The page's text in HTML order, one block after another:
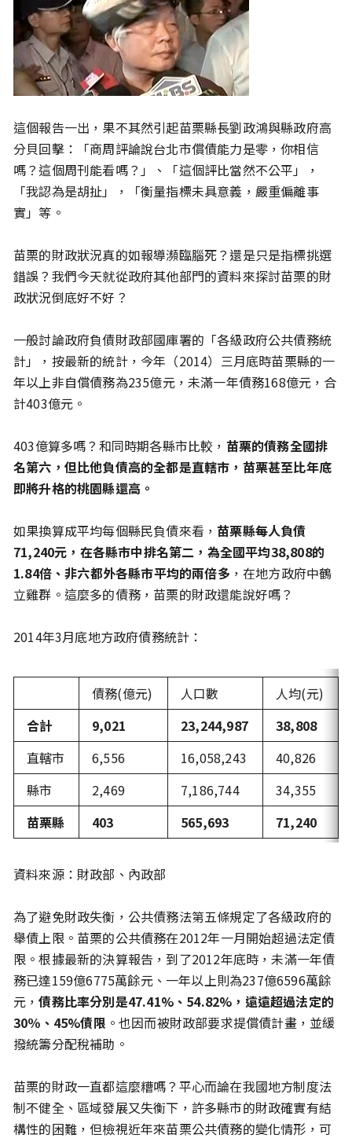
這個報告一出，果不其然引起苗栗縣長劉政鴻與縣政府高
分貝回擊：「商周評論說台北市償債能力是零，你相信
嗎？這個周刊能看嗎？」、「這個評比當然不公平」，
「我認為是胡扯」，「衡量指標未具意義，嚴重偏離事
實」等。
苗栗的財政狀況真的如報導瀕臨腦死？還是只是指標挑選
錯誤？我們今天就從政府其他部門的資料來探討苗栗的財
政狀況倒底好不好？
一般討論政府負債財政部國庫署的「各級政府公共債務統
計」，按最新的統計，今年（2014）三月底時苗栗縣的一
年以上非自償債務為235億元，未滿一年債務168億元，合
計403億元。
403億算多嗎？和同時期各縣市比較， 苗栗的債務全國排
名第六，但比他負債高的全都是直轄市，苗栗甚至比年底
即將升格的桃園縣還高。
如果換算成平均每個縣民負債來看，苗栗縣每人負債
71,240元，在各縣市中排名第二，為全國平均38,808的
1.84倍、非六都外各縣市平均的兩倍多 ，在地方政府中鶴
立雞群。這麼多的債務，苗栗的財政還能說好嗎？
2014年3月底地方政府債務統計：
債務(億元) 人口數
人均(元)
合計
9,021 23,244,987
38,808
直轄市
6,556 16,058,243
40,826
縣市
2,469 7,186,744
34,355
苗栗縣
403 565,693 71,240
資料來源：財政部、內政部
為了避免財政失衡，公共債務法第五條規定了各級政府的
舉債上限。苗栗的公共債務在2012年一月開始超過法定債
限。根據最新的決算報告，到了2012年底時，未滿一年債
務已達159億6775萬餘元、一年以上則為237億6596萬餘
元，債務比率分別是47.41%、54.82%，遠遠超過法定的
30％、45%債限 。也因而被財政部要求提償債計畫，並緩
撥統籌分配稅補助。
苗栗的財政一直都這麼糟嗎？平心而論在我國地方制度法
制不健全、區域發展又失衡下，許多縣市的財政確實有結
構性的困難，但檢視近年來苗栗公共債務的變化情形，可